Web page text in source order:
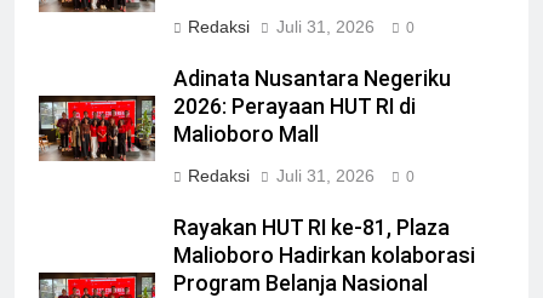
Redaksi Juli 31, 2026 0
Adinata Nusantara Negeriku
2026: Perayaan HUT RI di
Malioboro Mall
Redaksi Juli 31, 2026 0
Rayakan HUT RI ke-81, Plaza
Malioboro Hadirkan kolaborasi
Program Belanja Nasional